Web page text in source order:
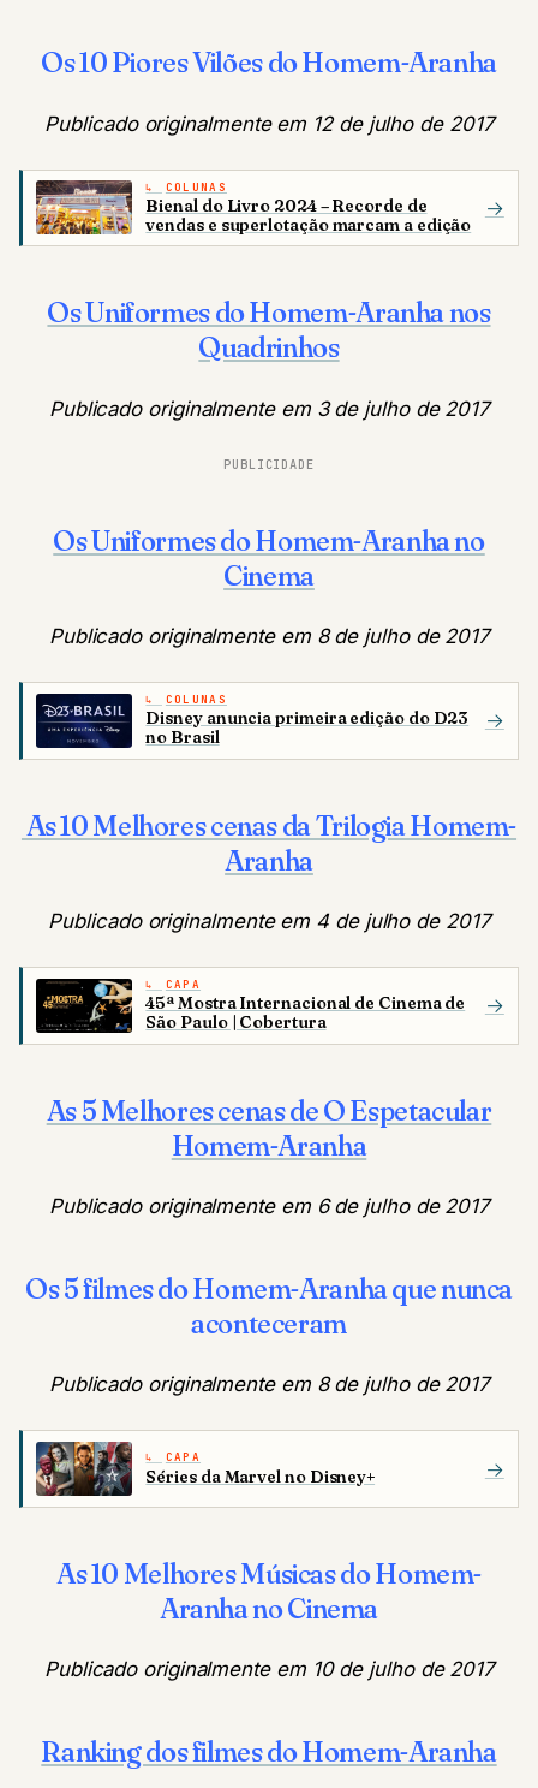
Os 10 Piores Vilões do Homem-Aranha
Publicado originalmente em 12 de julho de 2017
COLUNAS
Bienal do Livro 2024 – Recorde de
vendas e superlotação marcam a edição
→
Os Uniformes do Homem-Aranha nos
Quadrinhos
Publicado originalmente em 3 de julho de 2017
PUBLICIDADE
Os Uniformes do Homem-Aranha no
Cinema
Publicado originalmente em 8 de julho de 2017
COLUNAS
Disney anuncia primeira edição do D23
no Brasil
→
As 10 Melhores cenas da Trilogia Homem-
Aranha
Publicado originalmente em 4 de julho de 2017
CAPA
45ª Mostra Internacional de Cinema de
São Paulo | Cobertura
→
As 5 Melhores cenas de O Espetacular
Homem-Aranha
Publicado originalmente em 6 de julho de 2017
Os 5 filmes do Homem-Aranha que nunca
aconteceram
Publicado originalmente em 8 de julho de 2017
CAPA
Séries da Marvel no Disney+ →
As 10 Melhores Músicas do Homem-
Aranha no Cinema
Publicado originalmente em 10 de julho de 2017
Ranking dos filmes do Homem-Aranha